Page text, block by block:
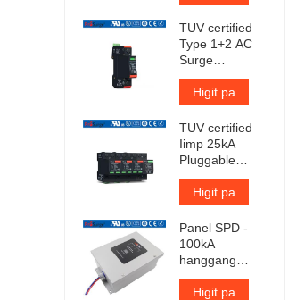
TUV certified
Type 1+2 AC
Surge
Protection
Device
Higit pa
TUV certified
Iimp 25kA
Pluggable
Surge
Protector
Higit pa
Panel SPD -
100kA
hanggang
300kA bawat
yugto
Higit pa